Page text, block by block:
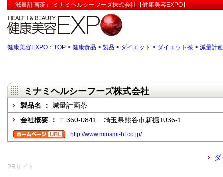
「減量計画茶」:ミナミヘルシーフーズ株式会社【健康美容EXPO】
健康美容EXPO：TOP > 健康食品 > 製品 > ダイエット > ダイエット茶 > 減量計
ミナミヘルシーフーズ株式会社
製品名 ： 減量計画茶
会社概要 ： 〒360-0841 埼玉県熊谷市新掘1036-1
http://www.minami-hf.co.jp/
PRサイト